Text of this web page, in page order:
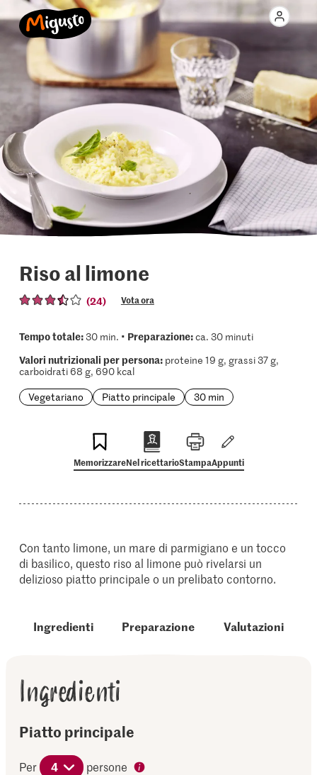
Riso al limone
(24) Vota ora
Tempo totale:30 min. • Preparazione:ca. 30 minuti
Valori nutrizionali per persona:proteine 19 g, grassi 37 g,
carboidrati 68 g, 690 kcal
Vegetariano
Piatto principale 30 min
MemorizzareNel ricettarioStampaAppunti
Con tanto limone, un mare di parmigiano e un tocco
di basilico, questo riso al limone può rivelarsi un
delizioso piatto principale o un prelibato contorno.
Ingredienti Preparazione Valutazioni
Ingredienti
Piatto principale
Per 4 persone